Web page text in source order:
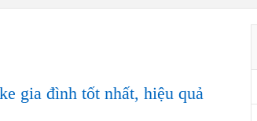
gia đình tốt nhất, hiệu quả